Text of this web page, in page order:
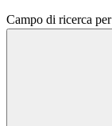
Campo di ricerca